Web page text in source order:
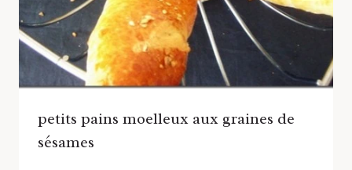
petits pains moelleux aux graines de
sésames